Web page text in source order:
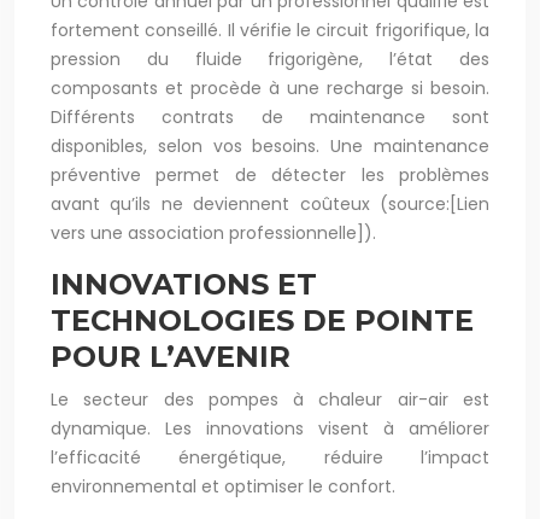
fortement conseillé. Il vérifie le circuit frigorifique, la
pression du fluide frigorigène, l’état des
composants et procède à une recharge si besoin.
Différents contrats de maintenance sont
disponibles, selon vos besoins. Une maintenance
préventive permet de détecter les problèmes
avant qu’ils ne deviennent coûteux (source:[Lien
vers une association professionnelle]).
INNOVATIONS ET
TECHNOLOGIES DE POINTE
POUR L’AVENIR
Le secteur des pompes à chaleur air-air est
dynamique. Les innovations visent à améliorer
l’efficacité énergétique, réduire l’impact
environnemental et optimiser le confort.